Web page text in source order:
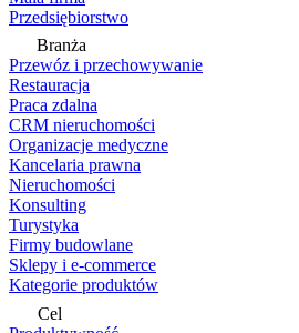
Przedsiębiorstwo
Branża
Przewóz i przechowywanie
Restauracja
Praca zdalna
CRM nieruchomości
Organizacje medyczne
Kancelaria prawna
Nieruchomości
Konsulting
Turystyka
Firmy budowlane
Sklepy i e-commerce
Kategorie produktów
Cel